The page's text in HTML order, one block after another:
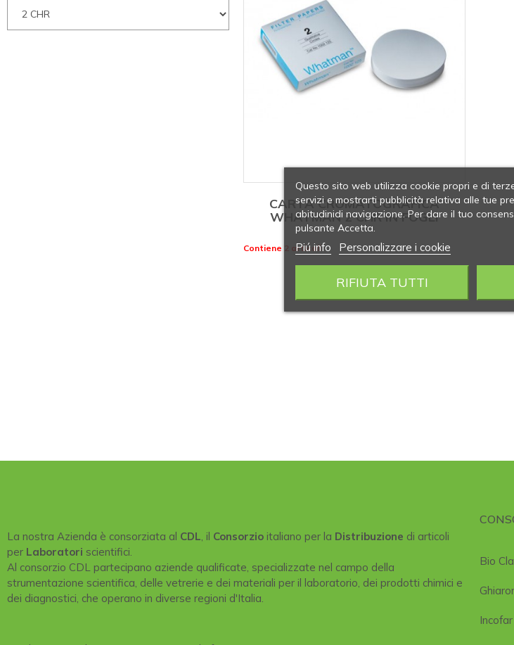
CARTA CROMATOGRAFICA
WHATMAN 2 CHR IN FOGLI
Contiene 2 articoli
La nostra Azienda è consorziata al CDL, il Consorzio italiano per la Distribuzione di articoli
per Laboratori scientifici.
Al consorzio CDL partecipano aziende qualificate, specializzate nel campo della
strumentazione scientifica, delle vetrerie e dei materiali per il laboratorio, dei prodotti chimici e
dei diagnostici, che operano in diverse regioni d'Italia.
Bio
Incofar
Questo sito web utilizza cookie propri e di
servizi e mostrarti pubblicità relativa alle tue
abitudinidi navigazione. Per dare il tuo
pulsante Accetta.
Piú info Personalizzare i cookie
RIFIUTA TUTTI